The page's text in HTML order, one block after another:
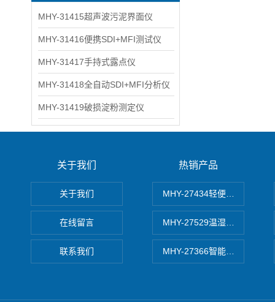
MHY-31415超声波污泥界面仪
MHY-31416便携SDI+MFI测试仪
MHY-31417手持式露点仪
MHY-31418全自动SDI+MFI分析仪
MHY-31419破损淀粉测定仪
关于我们
关于我们
在线留言
联系我们
热销产品
MHY-27434轻便式自动水质
MHY-27529温湿度记录仪
MHY-27366智能数字微压计